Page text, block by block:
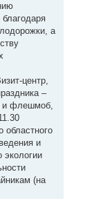
а
центр,
–
и флешмоб,
областного
и
экологии
(на